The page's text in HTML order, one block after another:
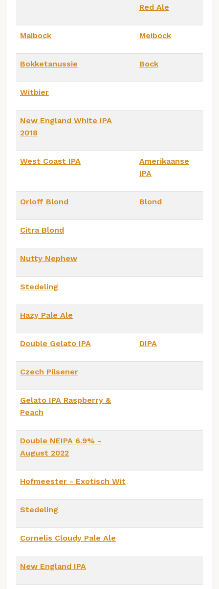
Red Ale
Maibock Meibock
Bokketanussie Bock
Witbier
New England White IPA
2018
West Coast IPA
Amerikaanse
IPA
Orloff Blond Blond
Citra Blond
Nutty Nephew
Stedeling
Hazy Pale Ale
Double Gelato IPA DIPA
Czech Pilsener
Gelato IPA Raspberry &
Peach
Double NEIPA 6.9% -
August 2022
Hofmeester - Exotisch Wit
Stedeling
Cornelis Cloudy Pale Ale
New England IPA